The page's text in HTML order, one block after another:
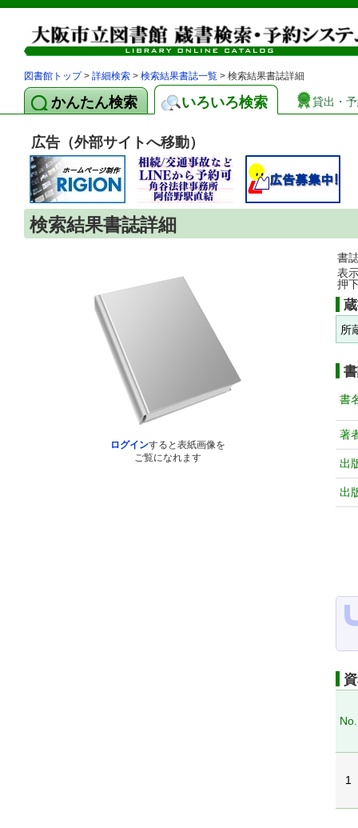
図書館トップ> 詳細検索 > 検索結果書誌一覧 > 検索結果書誌詳細
かんたん検索 いろいろ検索 貸出・
広告（外部サイトへ移動）
検索結果書誌詳細
ログインすると表紙画像を
ご覧になれます
書
表
押
所
書
著
出
出
No.
1